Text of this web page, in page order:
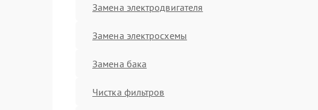
Замена электродвигателя
Замена электросхемы
Замена бака
Чистка фильтров